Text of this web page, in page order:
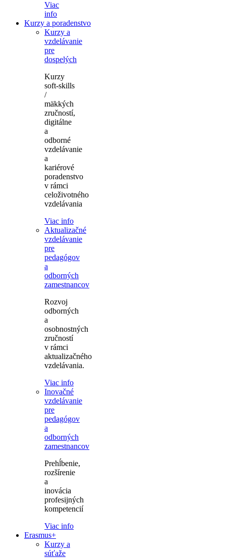
Viac
info
Kurzy a poradenstvo
Kurzy a
vzdelávanie
pre
dospelých
Kurzy
soft-skills
/
mäkkých
zručností,
digitálne
a
odborné
vzdelávanie
a
kariérové
poradenstvo
v rámci
celoživotného
vzdelávania
Viac info
Aktualizačné
vzdelávanie
pre
pedagógov
a
odborných
zamestnancov
Rozvoj
odborných
a
osobnostných
zručností
v rámci
aktualizačného
vzdelávania.
Viac info
Inovačné
vzdelávanie
pre
pedagógov
a
odborných
zamestnancov
Prehĺbenie,
rozšírenie
a
inovácia
profesijných
kompetencií
Viac info
Erasmus+
Kurzy a
súťaže